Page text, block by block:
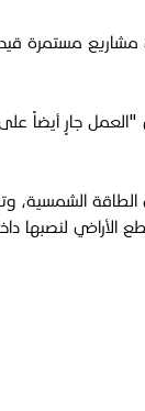
مستمرة
جارٍ أيضاً على
الشمسية،
لنصبها